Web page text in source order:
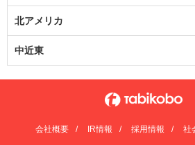
北アメリカ
中近東
会社概要 IR情報 採用情報 社